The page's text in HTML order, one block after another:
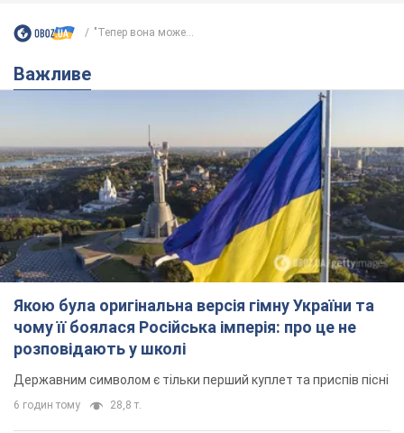
"Тепер вона може...
Важливе
Якою була оригінальна версія гімну України та
чому її боялася Російська імперія: про це не
розповідають у школі
Державним символом є тільки перший куплет та приспів пісні
6 годин тому 28,8 т.